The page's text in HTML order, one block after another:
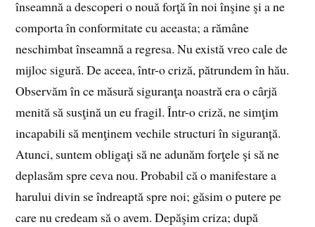
înseamnă a descoperi o nouă forţă în noi înşine şi a ne
comporta în conformitate cu aceasta; a rămâne
neschimbat înseamnă a regresa. Nu există vreo cale de
mijloc sigură. De aceea, într-o criză, pătrundem în hău.
Observăm în ce măsură siguranţa noastră era o cârjă
menită să susţină un eu fragil. Într-o criză, ne simţim
incapabili să menţinem vechile structuri în siguranță.
Atunci, suntem obligaţi să ne adunăm forţele şi să ne
deplasăm spre ceva nou. Probabil că o manifestare a
harului divin se îndreaptă spre noi; găsim o putere pe
care nu credeam să o avem. Depăşim criza; după